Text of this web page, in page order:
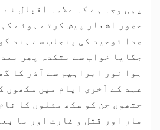
یہی وجہ ہے کہ علامہ اقبال
حضور اشعار پیش کرتے ہوئے
صدا توحید کی پنجاب سے ہند
جگایا خواب سے بتکدہ پھر
ہوا نور ابراہیم سے آذر کا
عہد کے آخری ایام میں سکھوں
جتھوں جن کو سکھ مثلوں کا
مار اور قتل و غارت اور ما